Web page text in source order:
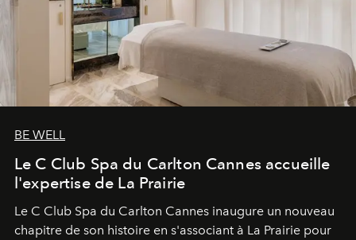
BE WELL
Le C Club Spa du Carlton Cannes accueille
l'expertise de La Prairie
Le C Club Spa du Carlton Cannes inaugure un nouveau
chapitre de son histoire en s'associant à La Prairie pour